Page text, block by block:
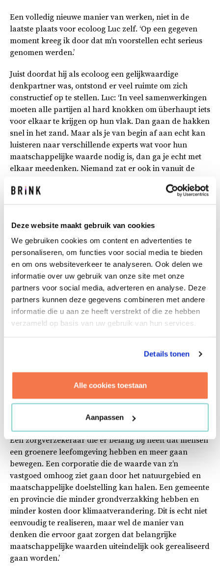
Deze website maakt gebruik van cookies
We gebruiken cookies om content en advertenties te
personaliseren, om functies voor social media te bieden
en om ons websiteverkeer te analyseren. Ook delen we
informatie over uw gebruik van onze site met onze
partners voor social media, adverteren en analyse. Deze
partners kunnen deze gegevens combineren met andere
informatie die u aan ze heeft verstrekt of die ze hebben
verzameld op basis van uw gebruik van hun services.
Details tonen
Alle cookies toestaan
Aanpassen
Een volledig nieuwe manier van werken, niet in de
laatste plaats voor ecoloog Luc zelf. ‘Op een gegeven
moment kreeg ik door dat m’n voorstellen echt serieus
genomen werden.’
Juist doordat hij als ecoloog een gelijkwaardige
denkpartner was, ontstond er veel ruimte om zich
constructief op te stellen. Luc: ‘In veel samenwerkingen
moeten alle partijen al hard knokken om überhaupt iets
voor elkaar te krijgen op hun vlak. Dan gaan de hakken
snel in het zand. Maar als je van begin af aan echt kan
luisteren naar verschillende experts wat voor hun
maatschappelijke waarde nodig is, dan ga je echt met
elkaar meedenken. Niemand zat er ook in vanuit de
niet meer en niet minder. Dan ga je reëel en met
Het financiële plaatje
Volgens Ferry is deze waardegedreven
gebiedsontwikkeling de enige manier om anno 2025
nieuwe projecten voor elkaar te krijgen. ‘Als je op de
klassieke manier blijft denken, dan is elke
maatschappelijke waarde belemmerend voor de
woningbouw. Maar als je het omdraait en juist vanuit
ook belang hebben bij de waarden waar je in het
naast hun reguliere belang, ook meepraat over het
creëren van nieuwe leefomgevingen voor plant en dier.
Partijen als Natuurmonumenten en Staatsbosbeheer.
Een zorgverzekeraar die er belang bij heeft dat mensen
een groenere leefomgeving hebben en meer gaan
bewegen. Een corporatie die de waarde van z’n
vastgoed omhoog ziet gaan door het natuurgebied en
maatschappelijke doelstelling kan halen. Een gemeente
en provincie die minder grondverzakking hebben en
minder kosten door klimaatverandering. Dit is echt niet
eenvoudig te realiseren, maar wel de manier van
denken die ervoor gaat zorgen dat belangrijke
maatschappelijke waarden uiteindelijk ook gerealiseerd
gaan worden.’